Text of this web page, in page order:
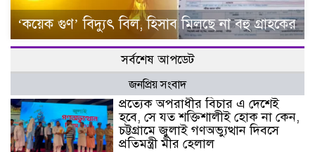
‘কয়েক গুণ’ বিদ্যুৎ বিল, হিসাব মিলছে না বহু গ্রাহকের
সর্বশেষ আপডেট
জনপ্রিয় সংবাদ
প্রত্যেক অপরাধীর বিচার এ দেশেই
হবে, সে যত শক্তিশালীই হোক না কেন,
চট্টগ্রামে জুলাই গণঅভ্যুত্থান দিবসে
প্রতিমন্ত্রী মীর হেলাল